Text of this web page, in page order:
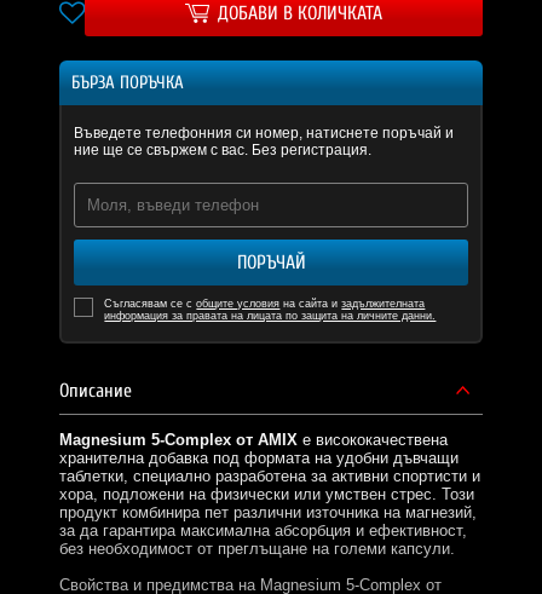
ДОБАВИ В КОЛИЧКАТА
БЪРЗА ПОРЪЧКА
Въведете телефонния си номер, натиснете поръчай и
ние ще се свържем с вас. Без регистрация.
ПОРЪЧАЙ
Съгласявам се собщите условия на сайта изадължителната
информация за правата на лицата по защита на личните данни.
Описание
Magnesium 5-Complex от AMIX е висококачествена
хранителна добавка под формата на удобни дъвчащи
таблетки, специално разработена за активни спортисти и
хора, подложени на физически или умствен стрес. Този
продукт комбинира пет различни източника на магнезий,
за да гарантира максимална абсорбция и ефективност,
без необходимост от преглъщане на големи капсули.
Свойства и предимства на Magnesium 5-Complex от